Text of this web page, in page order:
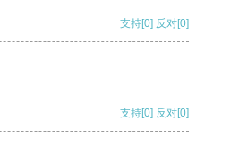
支持[0] 反对[0]
支持[0] 反对[0]